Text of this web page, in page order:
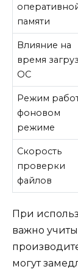
памяти
Влияние на
время
ОС
Режим
фоновом
режиме
Скорость
проверки
файлов
При
важно
могут